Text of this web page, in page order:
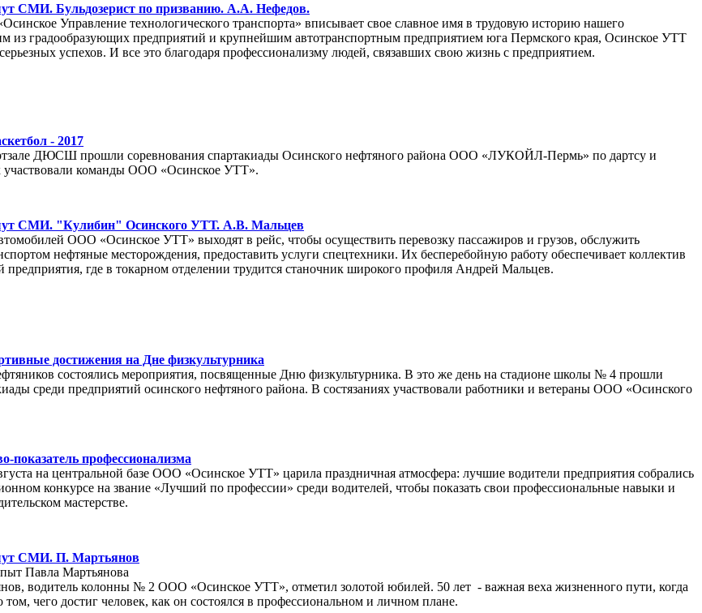
СМИ. Бульдозерист по призванию. А.А. Нефедов.
Управление технологического транспорта» вписывает свое славное имя в трудовую историю нашего
из градообразующих предприятий и крупнейшим автотранспортным предприятием юга Пермского края, Осинское УТТ
успехов. И все это благодаря профессионализму людей, связавших свою жизнь с предприятием.
- 2017
ДЮСШ прошли соревнования спартакиады Осинского нефтяного района ООО «ЛУКОЙЛ-Пермь» по дартсу и
участвовали команды ООО «Осинское УТТ».
СМИ. "Кулибин" Осинского УТТ. А.В. Мальцев
ООО «Осинское УТТ» выходят в рейс, чтобы осуществить перевозку пассажиров и грузов, обслужить
нефтяные месторождения, предоставить услуги спецтехники. Их бесперебойную работу обеспечивает коллектив
предприятия, где в токарном отделении трудится станочник широкого профиля Андрей Мальцев.
достижения на Дне физкультурника
состоялись мероприятия, посвященные Дню физкультурника. В это же день на стадионе школы № 4 прошли
среди предприятий осинского нефтяного района. В состязаниях участвовали работники и ветераны ООО «Осинского
показатель профессионализма
на центральной базе ООО «Осинское УТТ» царила праздничная атмосфера: лучшие водители предприятия собрались
конкурсе на звание «Лучший по профессии» среди водителей, чтобы показать свои профессиональные навыки и
мастерстве.
СМИ. П. Мартьянов
Павла Мартьянова
водитель колонны № 2 ООО «Осинское УТТ», отметил золотой юбилей. 50 лет - важная веха жизненного пути, когда
чего достиг человек, как он состоялся в профессиональном и личном плане.